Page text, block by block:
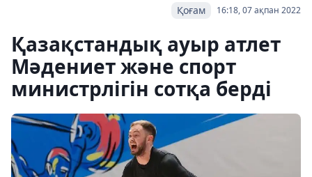
16:18, 07 ақпан 2022
Қоғам
Қазақстандық ауыр атлет
Мәдениет және спорт
министрлігін сотқа берді